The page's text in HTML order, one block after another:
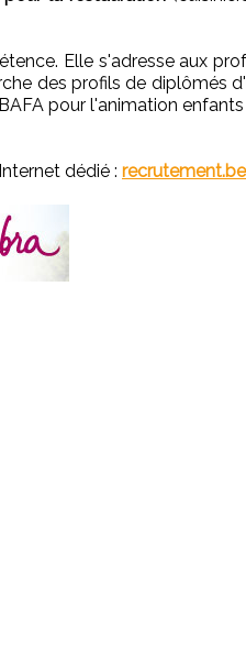
Elle s'adresse aux
des profils de diplômés
pour l'animation enfants
dédié :